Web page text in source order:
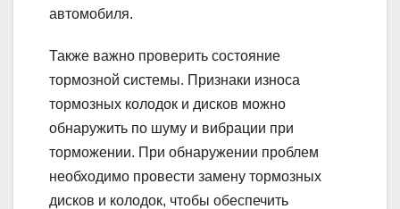
автомобиля.
Также важно проверить состояние
тормозной системы. Признаки износа
тормозных колодок и дисков можно
обнаружить по шуму и вибрации при
торможении. При обнаружении проблем
необходимо провести замену тормозных
дисков и колодок, чтобы обеспечить